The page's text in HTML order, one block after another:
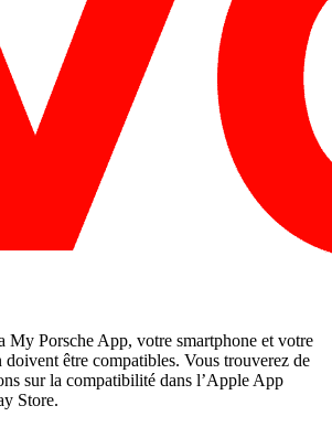
My Porsche App, votre smartphone et votre
doivent être compatibles. Vous trouverez de
sur la compatibilité dans l’Apple App
Store.